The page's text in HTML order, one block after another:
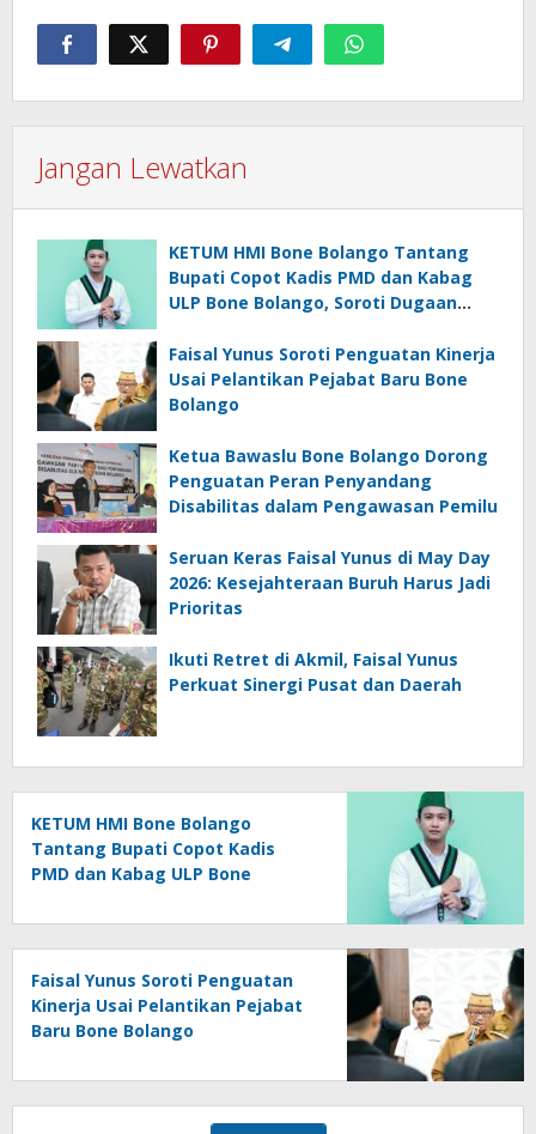
Jangan Lewatkan
KETUM HMI Bone Bolango Tantang
Bupati Copot Kadis PMD dan Kabag
ULP Bone Bolango, Soroti Dugaan
Faisal Yunus Soroti Penguatan Kinerja
Usai Pelantikan Pejabat Baru Bone
Bolango
Ketua Bawaslu Bone Bolango Dorong
Penguatan Peran Penyandang
Disabilitas dalam Pengawasan Pemilu
Seruan Keras Faisal Yunus di May Day
2026: Kesejahteraan Buruh Harus Jadi
Prioritas
Ikuti Retret di Akmil, Faisal Yunus
Perkuat Sinergi Pusat dan Daerah
KETUM HMI Bone Bolango
Tantang Bupati Copot Kadis
PMD dan Kabag ULP Bone
of Power’
Faisal Yunus Soroti Penguatan
Kinerja Usai Pelantikan Pejabat
Baru Bone Bolango